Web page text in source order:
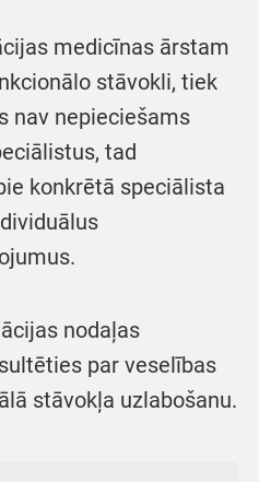
medicīnas ārstam
stāvokli, tiek
nav nepieciešams
tad
konkrētā speciālista
nodaļas
par veselības
stāvokļa uzlabošanu.